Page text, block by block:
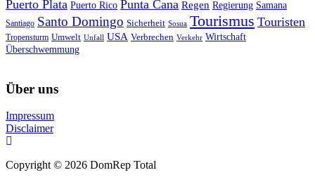
Puerto Plata Puerto Rico Punta Cana Regen Regierung Samana
Santiago Santo Domingo Sicherheit Sosua Tourismus Touristen
Tropensturm Umwelt Unfall USA Verbrechen Verkehr Wirtschaft
Überschwemmung
Über uns
Impressum
Disclaimer
Copyright © 2026 DomRep Total